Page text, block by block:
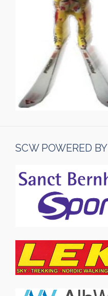
SCW POWERED BY